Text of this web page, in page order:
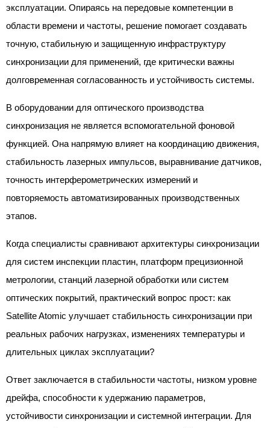
эксплуатации. Опираясь на передовые компетенции в
области времени и частоты, решение помогает создавать
точную, стабильную и защищенную инфраструктуру
синхронизации для применений, где критически важны
долговременная согласованность и устойчивость системы.
В оборудовании для оптического производства
синхронизация не является вспомогательной фоновой
функцией. Она напрямую влияет на координацию движения,
стабильность лазерных импульсов, выравнивание датчиков,
точность интерферометрических измерений и
повторяемость автоматизированных производственных
этапов.
Когда специалисты сравнивают архитектуры синхронизации
для систем инспекции пластин, платформ прецизионной
метрологии, станций лазерной обработки или систем
оптических покрытий, практический вопрос прост: как
Satellite Atomic улучшает стабильность синхронизации при
реальных рабочих нагрузках, изменениях температуры и
длительных циклах эксплуатации?
Ответ заключается в стабильности частоты, низком уровне
дрейфа, способности к удержанию параметров,
устойчивости синхронизации и системной интеграции. Для